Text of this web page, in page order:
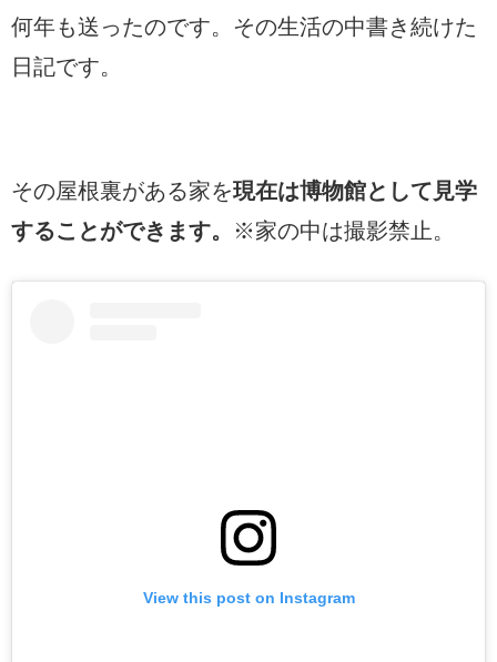
何年も送ったのです。その生活の中書き続けた
日記です。
その屋根裏がある家を現在は博物館として見学
することができます。
※家の中は撮影禁止。
View this post on Instagram